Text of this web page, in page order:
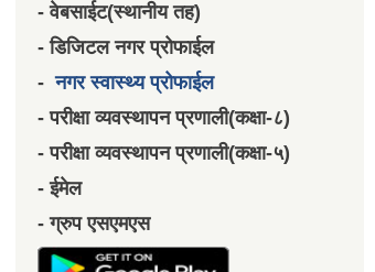
- वेबसाईट(स्थानीय तह)
- डिजिटल नगर प्रोफाईल
-नगर स्वास्थ्य प्रोफाईल
- परीक्षा व्यवस्थापन प्रणाली(कक्षा-८)
- परीक्षा व्यवस्थापन प्रणाली(कक्षा-५)
- ईमेल
- ग्रुप एसएमएस